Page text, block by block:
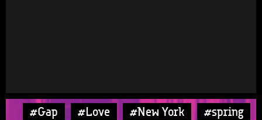
#Gap #Love #New York
#spring